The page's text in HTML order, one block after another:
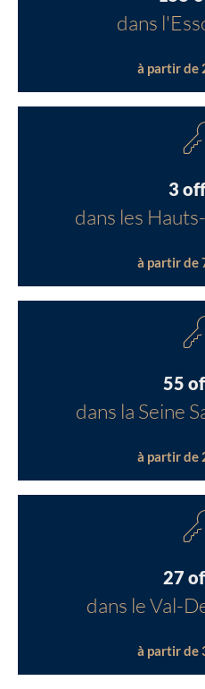
dans
à partir de
3
dans les
à partir de
55
dans la Seine
à partir de
27
dans le Val-
à partir de